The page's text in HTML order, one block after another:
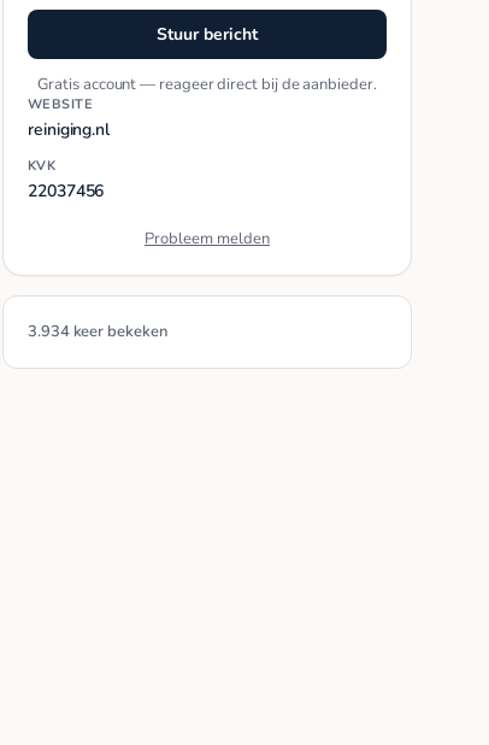
Stuur bericht
Gratis account — reageer direct bij de aanbieder.
WEBSITE
reiniging.nl
KVK
22037456
Probleem melden
3.934 keer bekeken